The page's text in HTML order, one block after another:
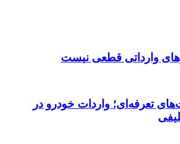
وارداتی قطعی نیست
تعرفه‌ای؛ واردات خودرو در